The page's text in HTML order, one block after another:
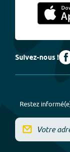
Suivez-nous !
Restez